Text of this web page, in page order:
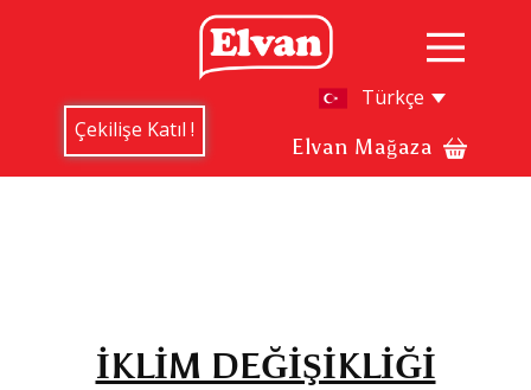
Elvan Mağaza
Çekilişe Katıl !
İKLİM DEĞİŞİKLİĞİ